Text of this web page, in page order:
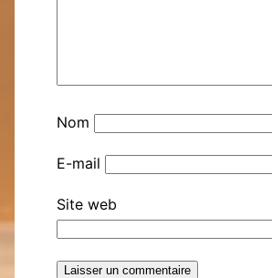
Nom
E-mail
Site web